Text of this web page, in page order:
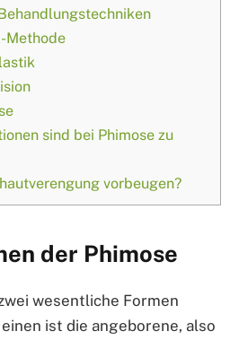
Methode
sind bei Phimose zu
vorbeugen?
der Phimose
wesentliche Formen
ist die angeborene, also